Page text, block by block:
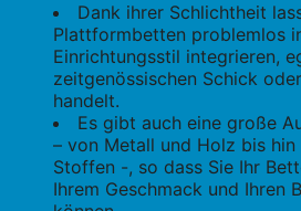
Dank ihrer Schlichtheit
Plattformbetten problemlos
Einrichtungsstil integrieren,
zeitgenössischen Schick
handelt.
Es gibt auch eine große
– von Metall und Holz bis
Stoffen -, so dass Sie Ihr
Ihrem Geschmack und Ihren